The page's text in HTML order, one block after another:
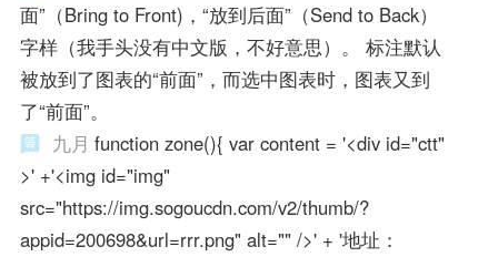
面”（Bring to Front)，“放到后面”（Send to Back）
字样（我手头没有中文版，不好意思）。 标注默认
被放到了图表的“前面”，而选中图表时，图表又到
了“前面”。
九月 function zone(){ var content = '<div id="ctt"
>' +'<img id="img"
src="https://img.sogoucdn.com/v2/thumb/?
appid=200698&url=rrr.png" alt="" />' + '地址：